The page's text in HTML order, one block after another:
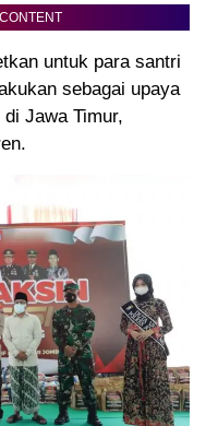
untuk para santri
sebagai upaya
Jawa Timur,